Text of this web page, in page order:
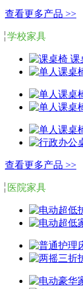
查看更多产品 >>
学校家具
课
查看更多产品 >>
医院家具